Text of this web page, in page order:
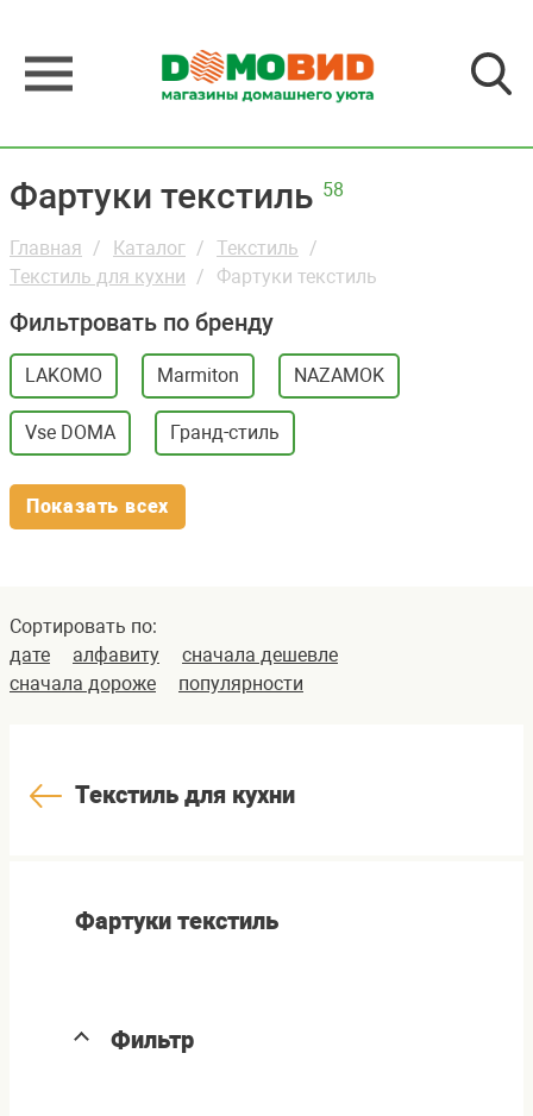
Фартуки текстиль 58
Главная Каталог
Текстиль
Текстиль для кухни
Фартуки текстиль
Фильтровать по бренду
LAKOMO Marmiton NAZAMOK
Vse DOMA Гранд-стиль
Показать всех
Сортировать по:
дате
алфавиту
сначала дешевле
сначала дороже
популярности
Текстиль для кухни
Фартуки текстиль
Фильтр